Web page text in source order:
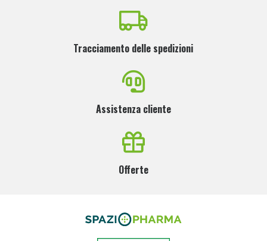
Tracciamento delle spedizioni
Assistenza cliente
Offerte